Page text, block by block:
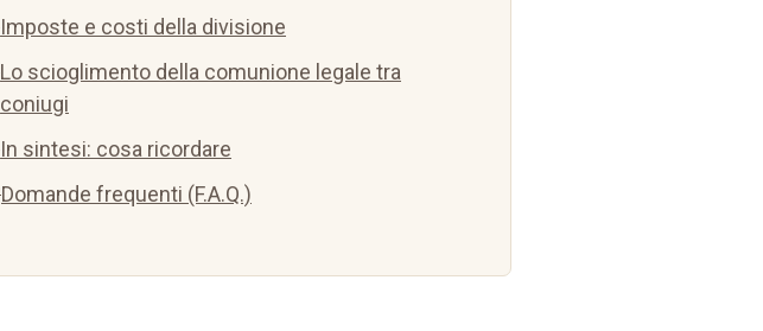
Imposte e costi della divisione
Lo scioglimento della comunione legale tra
coniugi
In sintesi: cosa ricordare
Domande frequenti (F.A.Q.)